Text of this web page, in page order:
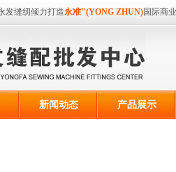
发缝纫倾力打造永准"(YONG ZHUN)国际商
新闻动态 产品展示